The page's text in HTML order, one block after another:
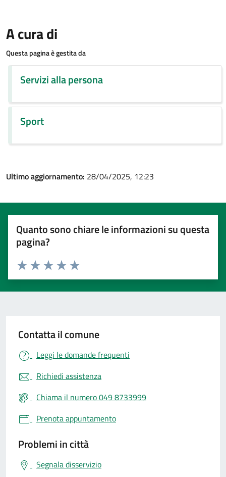
A cura di
Questa pagina è gestita da
Servizi alla persona
Sport
Ultimo aggiornamento: 28/04/2025, 12:23
Quanto sono chiare le informazioni su questa
pagina?
Valuta 5 stelle su 5
Valuta 4 stelle su 5
Valuta 3 stelle su 5
Valuta 2 stelle su 5
Valuta 1 stelle su 5
Contatta il comune
Leggi le domande frequenti
Richiedi assistenza
Chiama il numero 049 8733999
Prenota appuntamento
Problemi in città
Segnala disservizio